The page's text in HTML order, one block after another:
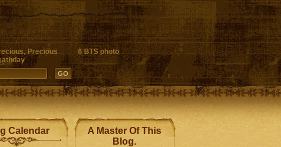
Precious
6 BTS photo
Calendar
A Master Of This
Blog.